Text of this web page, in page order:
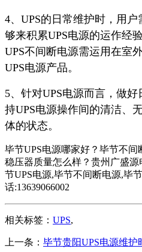
4、UPS的日常维护时，用
够来积累UPS电源的运作经
UPS不间断电源需运用在室
UPS电源产品。
5、针对UPS电源而言，做
持UPS电源操作间的清洁、
体的状态。
毕节UPS电源哪家好？毕节不间
稳压器质量怎么样？贵州广盛
节UPS电源,毕节不间断电源,毕
话:13639066002
相关标签： UPS,
上一条： 毕节贵阳UPS电源维护